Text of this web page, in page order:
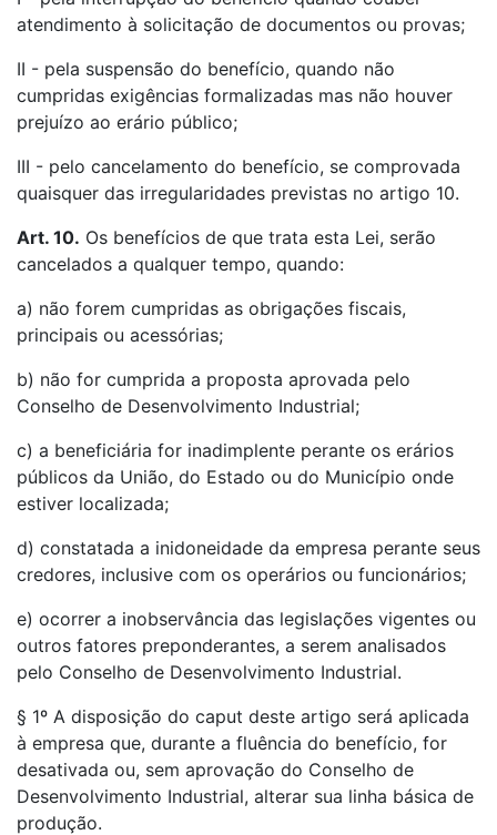
atendimento à solicitação de documentos ou provas;
II - pela suspensão do benefício, quando não
cumpridas exigências formalizadas mas não houver
prejuízo ao erário público;
III - pelo cancelamento do benefício, se comprovada
quaisquer das irregularidades previstas no artigo 10.
Art. 10. Os benefícios de que trata esta Lei, serão
cancelados a qualquer tempo, quando:
a) não forem cumpridas as obrigações fiscais,
principais ou acessórias;
b) não for cumprida a proposta aprovada pelo
Conselho de Desenvolvimento Industrial;
c) a beneficiária for inadimplente perante os erários
públicos da União, do Estado ou do Município onde
estiver localizada;
d) constatada a inidoneidade da empresa perante seus
credores, inclusive com os operários ou funcionários;
e) ocorrer a inobservância das legislações vigentes ou
outros fatores preponderantes, a serem analisados
pelo Conselho de Desenvolvimento Industrial.
§ 1º A disposição do caput deste artigo será aplicada
à empresa que, durante a fluência do benefício, for
desativada ou, sem aprovação do Conselho de
Desenvolvimento Industrial, alterar sua linha básica de
produção.